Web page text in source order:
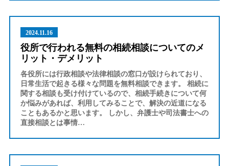
2024.11.16
役所で行われる無料の相続相談についてのメ
リット・デメリット
各役所には行政相談や法律相談の窓口が設けられており、
日常生活で起きる様々な問題を無料相談できます。 相続に
関する相談も受け付けているので、相続手続きについて何
か悩みがあれば、利用してみることで、解決の近道になる
こともあるかと思います。 しかし、弁護士や司法書士への
直接相談とは事情…